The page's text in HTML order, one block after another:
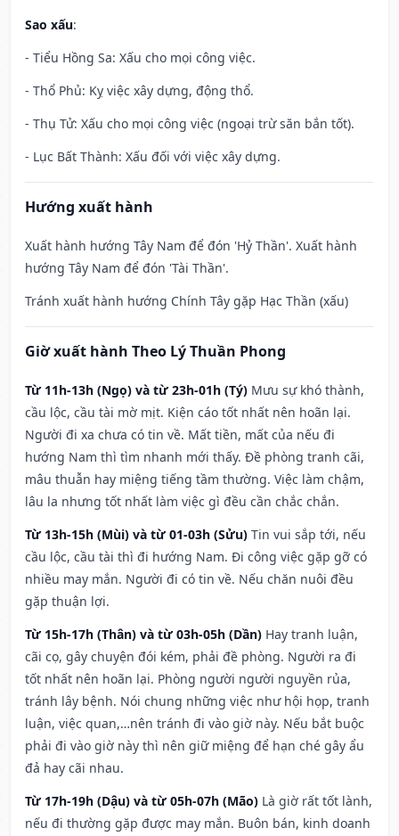
Sao xấu:
- Tiểu Hồng Sa: Xấu cho mọi công việc.
- Thổ Phủ: Kỵ việc xây dựng, động thổ.
- Thụ Tử: Xấu cho mọi công việc (ngoại trừ săn bắn tốt).
- Lục Bất Thành: Xấu đối với việc xây dựng.
Hướng xuất hành
Xuất hành hướng Tây Nam để đón 'Hỷ Thần'. Xuất hành
hướng Tây Nam để đón 'Tài Thần'.
Tránh xuất hành hướng Chính Tây gặp Hạc Thần (xấu)
Giờ xuất hành Theo Lý Thuần Phong
Từ 11h-13h (Ngọ) và từ 23h-01h (Tý) Mưu sự khó thành,
cầu lộc, cầu tài mờ mịt. Kiện cáo tốt nhất nên hoãn lại.
Người đi xa chưa có tin về. Mất tiền, mất của nếu đi
hướng Nam thì tìm nhanh mới thấy. Đề phòng tranh cãi,
mâu thuẫn hay miệng tiếng tầm thường. Việc làm chậm,
lâu la nhưng tốt nhất làm việc gì đều cần chắc chắn.
Từ 13h-15h (Mùi) và từ 01-03h (Sửu) Tin vui sắp tới, nếu
cầu lộc, cầu tài thì đi hướng Nam. Đi công việc gặp gỡ có
nhiều may mắn. Người đi có tin về. Nếu chăn nuôi đều
gặp thuận lợi.
Từ 15h-17h (Thân) và từ 03h-05h (Dần) Hay tranh luận,
cãi cọ, gây chuyện đói kém, phải đề phòng. Người ra đi
tốt nhất nên hoãn lại. Phòng người người nguyền rủa,
tránh lây bệnh. Nói chung những việc như hội họp, tranh
luận, việc quan,…nên tránh đi vào giờ này. Nếu bắt buộc
phải đi vào giờ này thì nên giữ miệng để hạn ché gây ẩu
đả hay cãi nhau.
Từ 17h-19h (Dậu) và từ 05h-07h (Mão) Là giờ rất tốt lành,
nếu đi thường gặp được may mắn. Buôn bán, kinh doanh